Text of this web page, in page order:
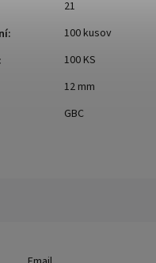
21
:
100 kusov
:
100 KS
12 mm
GBC